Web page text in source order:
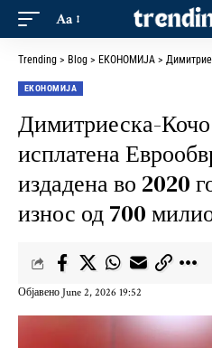
Aa
Trending > Blog > ЕКОНОМИЈА > Димитриеска-Кочоска: Во
ЕКОНОМИЈА
Димитриеска-
исплатена
издадена во 2020
износ од 700
Објавено June 2, 2026 19:52